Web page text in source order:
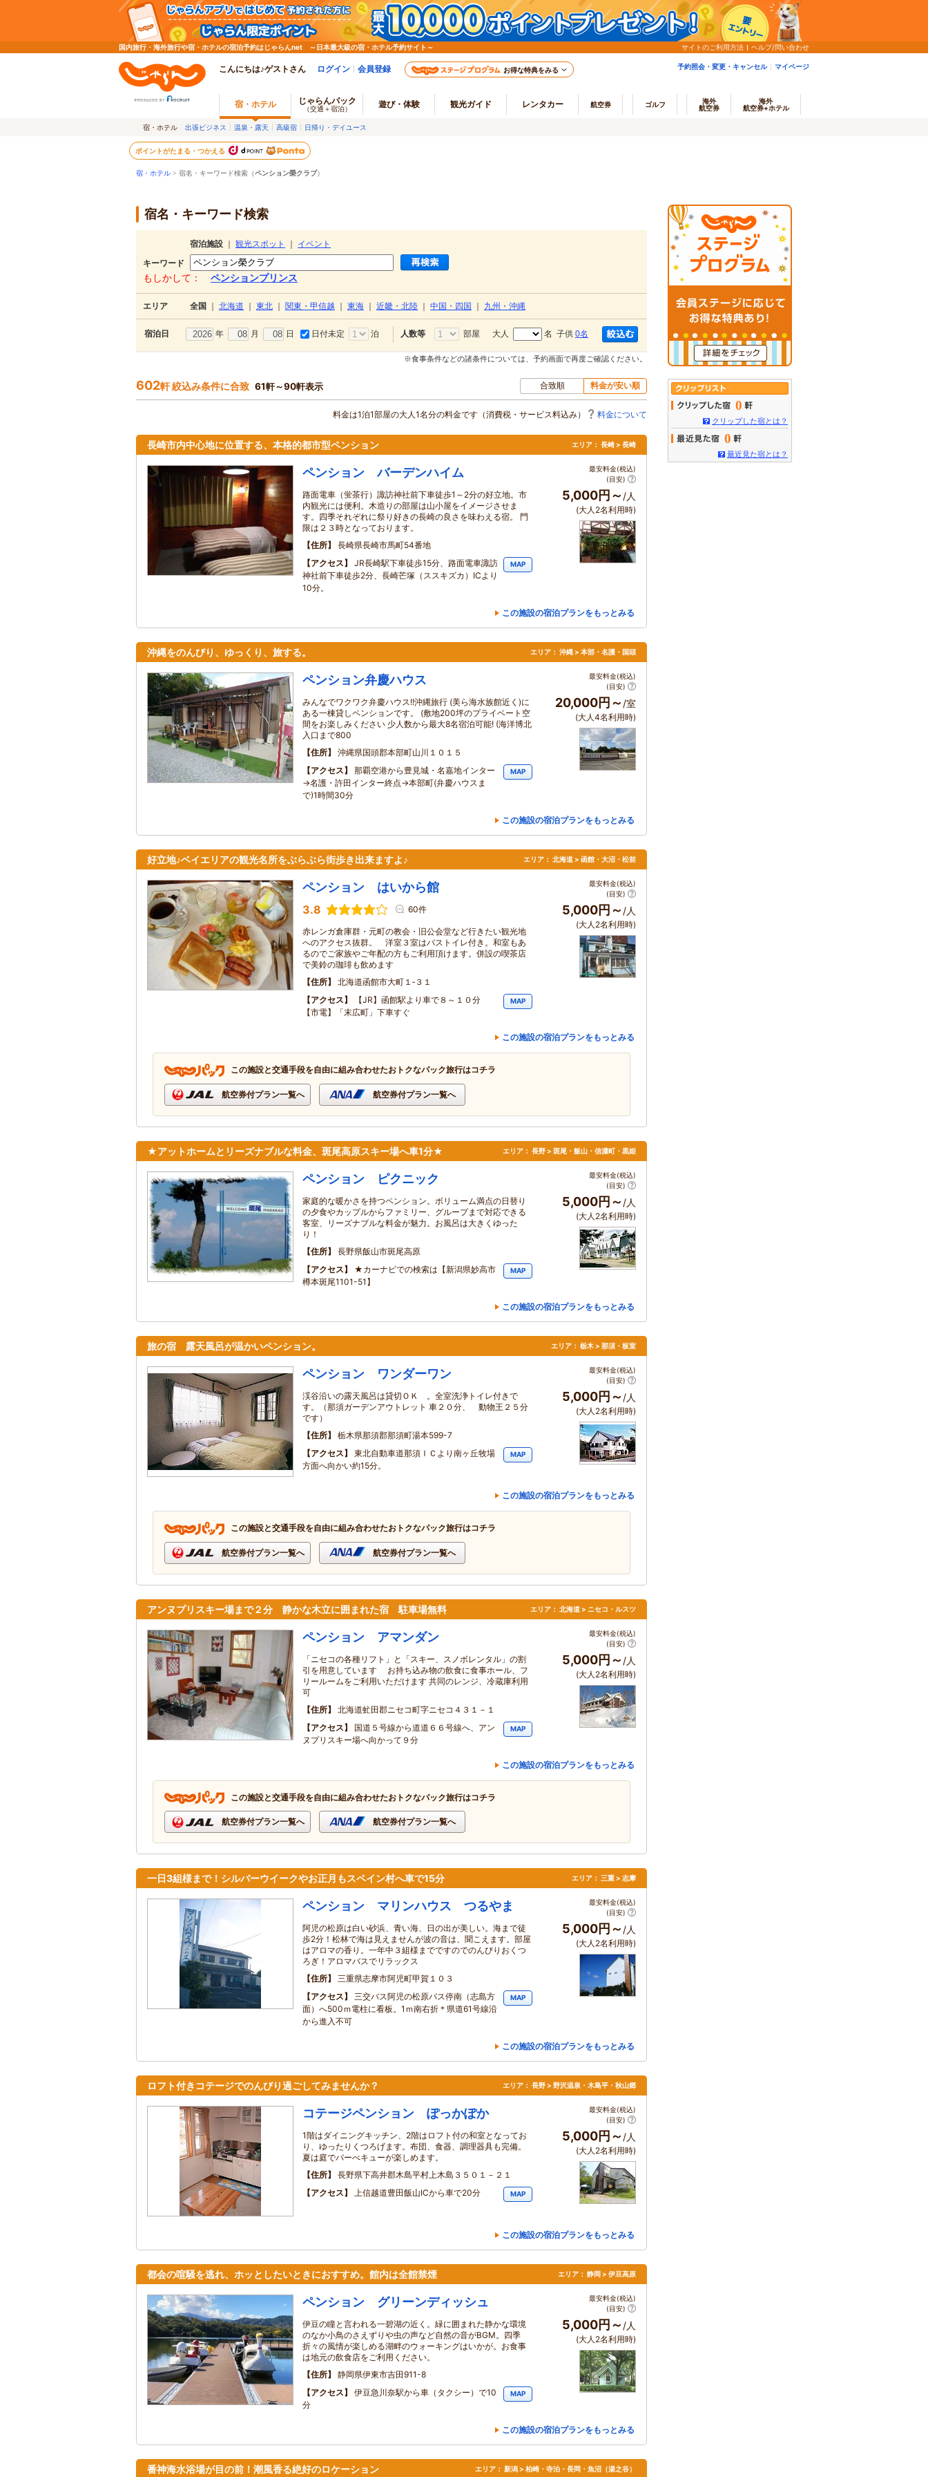
国内旅行・海外旅行や宿・ホテルの宿泊予約はじゃらんnet ～日本最大級の宿・ホテル予約サイト～ サイトのご利用方法 ヘルプ/問い合わせ
こんにちは♪ゲストさん ログイン 会員登録 お得な特典をみる 予約照会・変更・キャンセル マイページ
宿・ホテル じゃらんパック
（交通＋宿泊） 遊び・体験 観光ガイド レンタカー 航空券 ゴルフ
海外
航空券
海外
航空券+ホテル
宿・ホテル 出張ビジネス 温泉・露天 高級宿 日帰り・デイユース
ポイントがたまる・つかえる
宿・ホテル > 宿名・キーワード検索（ペンション榮クラブ）
宿名・キーワード検索
宿泊施設 観光スポット
イベント
キーワード
もしかして： ペンションプリンス
エリア 全国 北海道 東北 関東・甲信越 東海 近畿・北陸 中国・四国 九州・沖縄
宿泊日 年 月 日 日付未定 泊 人数等 部屋 大人 名 子供 0名
※食事条件などの諸条件については、予約画面で再度ご確認ください。
602軒 絞込み条件に合致 61軒～90軒表示 合致順 料金が安い順
料金は1泊1部屋の大人1名分の料金です（消費税・サービス料込み） 料金について
長崎市内中心地に位置する、本格的都市型ペンション エリア： 長崎 > 長崎
ペンション バーデンハイム
路面電車（蛍茶行）諏訪神社前下車徒歩1～2分の好立地。市
内観光には便利。木造りの部屋は山小屋をイメージさせま
す。四季それぞれに祭り好きの長崎の良さを味わえる宿。 門
限は２３時となっております。
住所
長崎県長崎市馬町54番地
アクセス
JR長崎駅下車徒歩15分、路面電車諏訪
神社前下車徒歩2分、長崎芒塚（ススキズカ）ICより
10分。
MAP
最安料金(税込)
(目安)
5,000円～ /人
(大人2名利用時)
この施設の宿泊プランをもっとみる
沖縄をのんびり、ゆっくり、旅する。 エリア： 沖縄 > 本部・名護・国頭
ペンション弁慶ハウス
みんなでワクワク弁慶ハウス!!沖縄旅行 (美ら海水族館近く)に
ある一棟貸しペンションです。 (敷地200坪のプライベート空
間をお楽しみください 少人数から最大8名宿泊可能! (海洋博北
入口まで800
住所
沖縄県国頭郡本部町山川１０１５
アクセス
那覇空港から豊見城・名嘉地インター
→名護・許田インター終点→本部町(弁慶ハウスま
で)1時間30分
MAP
最安料金(税込)
(目安)
20,000円～ /室
(大人4名利用時)
この施設の宿泊プランをもっとみる
好立地♪ベイエリアの観光名所をぶらぶら街歩き出来ますよ♪ エリア： 北海道 > 函館・大沼・松前
ペンション はいから館
3.8 60件
赤レンガ倉庫群・元町の教会・旧公会堂など行きたい観光地
へのアクセス抜群。 洋室３室はバストイレ付き。和室もあ
るのでご家族やご年配の方もご利用頂けます。併設の喫茶店
で美鈴の珈琲も飲めます
住所
北海道函館市大町１‐３１
アクセス
【JR】函館駅より車で８～１０分
【市電】「末広町」下車すぐ
MAP
最安料金(税込)
(目安)
5,000円～ /人
(大人2名利用時)
この施設の宿泊プランをもっとみる
この施設と交通手段を自由に組み合わせたおトクなパック旅行はコチラ
航空券付プラン一覧へ 航空券付プラン一覧へ
★アットホームとリーズナブルな料金、斑尾高原スキー場へ車1分★ エリア： 長野 > 斑尾・飯山・信濃町・黒姫
ペンション ピクニック
家庭的な暖かさを持つペンション。ボリューム満点の日替り
の夕食やカップルからファミリー、グループまで対応できる
客室、リーズナブルな料金が魅力。お風呂は大きくゆった
り！
住所
長野県飯山市斑尾高原
アクセス
★カーナビでの検索は【新潟県妙高市
樽本斑尾1101-51】
MAP
最安料金(税込)
(目安)
5,000円～ /人
(大人2名利用時)
この施設の宿泊プランをもっとみる
旅の宿 露天風呂が温かいペンション。 エリア： 栃木 > 那須・板室
ペンション ワンダーワン
渓谷沿いの露天風呂は貸切ＯＫ 。全室洗浄トイレ付きで
す。（那須ガーデンアウトレット 車２０分、 動物王２５分
です）
住所
栃木県那須郡那須町湯本599-7
アクセス
東北自動車道那須ＩＣより南ヶ丘牧場
方面へ向かい約15分。
MAP
最安料金(税込)
(目安)
5,000円～ /人
(大人2名利用時)
この施設の宿泊プランをもっとみる
この施設と交通手段を自由に組み合わせたおトクなパック旅行はコチラ
航空券付プラン一覧へ 航空券付プラン一覧へ
アンヌプリスキー場まで２分 静かな木立に囲まれた宿 駐車場無料 エリア： 北海道 > ニセコ・ルスツ
ペンション アマンダン
「ニセコの各種リフト」と「スキー、スノボレンタル」の割
引を用意しています お持ち込み物の飲食に食事ホール、フ
リールームをご利用いただけます 共同のレンジ、冷蔵庫利用
可
住所
北海道虻田郡ニセコ町字ニセコ４３１－１
アクセス
国道５号線から道道６６号線へ、アン
ヌプリスキー場へ向かって９分
MAP
最安料金(税込)
(目安)
5,000円～ /人
(大人2名利用時)
この施設の宿泊プランをもっとみる
この施設と交通手段を自由に組み合わせたおトクなパック旅行はコチラ
航空券付プラン一覧へ 航空券付プラン一覧へ
一日3組様まで！シルバーウイークやお正月もスペイン村へ車で15分 エリア： 三重 > 志摩
ペンション マリンハウス つるやま
阿児の松原は白い砂浜、青い海、日の出が美しい。海まで徒
歩2分！松林で海は見えませんが波の音は、聞こえます。部屋
はアロマの香り。一年中３組様までですのでのんびりおくつ
ろぎ！アロマバスでリラックス
住所
三重県志摩市阿児町甲賀１０３
アクセス
三交バス阿児の松原バス停南（志島方
面）へ500ｍ電柱に看板。1ｍ南右折＊県道61号線沿
から進入不可
MAP
最安料金(税込)
(目安)
5,000円～/人
(大人2名利用時)
この施設の宿泊プランをもっとみる
ロフト付きコテージでのんびり過ごしてみませんか？ エリア： 長野 > 野沢温泉・木島平・秋山郷
コテージペンション ぽっかぽか
1階はダイニングキッチン、2階はロフト付の和室となってお
り、ゆったりくつろげます。布団、食器、調理器具も完備。
夏は庭でバーべキューが楽しめます。
住所
長野県下高井郡木島平村上木島３５０１－２１
アクセス
上信越道豊田飯山ICから車で20分 MAP
最安料金(税込)
(目安)
5,000円～/人
(大人2名利用時)
この施設の宿泊プランをもっとみる
都会の喧騒を逃れ、ホッとしたいときにおすすめ。館内は全館禁煙 エリア： 静岡 > 伊豆高原
ペンション グリーンディッシュ
伊豆の瞳と言われる一碧湖の近く。緑に囲まれた静かな環境
のなか小鳥のさえずりや虫の声など自然の音がBGM。四季
折々の風情が楽しめる湖畔のウォーキングはいかが。お食事
は地元の飲食店をご利用ください。
住所
静岡県伊東市吉田911-8
アクセス
伊豆急川奈駅から車（タクシー）で10
分
MAP
最安料金(税込)
(目安)
5,000円～/人
(大人2名利用時)
この施設の宿泊プランをもっとみる
番神海水浴場が目の前！潮風香る絶好のロケーション エリア： 新潟 > 柏崎・寺泊・長岡・魚沼（湯之谷）
0
クリップした宿とは？
0
最近見た宿とは？